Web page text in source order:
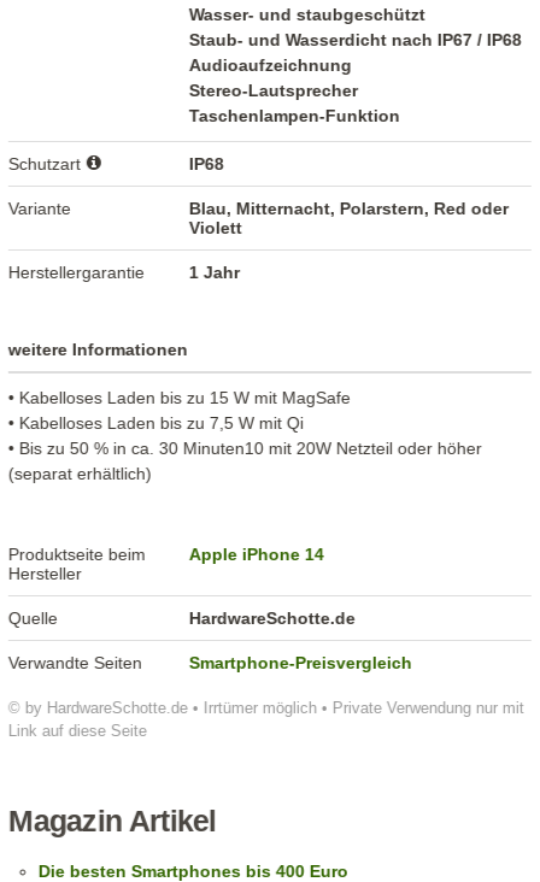
© by HardwareSchotte.de • Irrtümer möglich • Private Verwendung nur mit
Link auf diese Seite
Wasser- und staubgeschützt
Staub- und Wasserdicht nach IP67 / IP68
Audioaufzeichnung
Stereo-Lautsprecher
Taschenlampen-Funktion
Schutzart IP68
Variante
Blau, Mitternacht, Polarstern, Red oder
Violett
Herstellergarantie 1 Jahr
weitere Informationen
• Kabelloses Laden bis zu 15 W mit MagSafe
• Kabelloses Laden bis zu 7,5 W mit Qi
• Bis zu 50 % in ca. 30 Minuten10 mit 20W Netzteil oder höher
(separat erhältlich)
Produktseite beim
Hersteller
Apple iPhone 14
Quelle HardwareSchotte.de
Verwandte Seiten Smartphone-Preisvergleich
Magazin Artikel
Die besten Smartphones bis 400 Euro